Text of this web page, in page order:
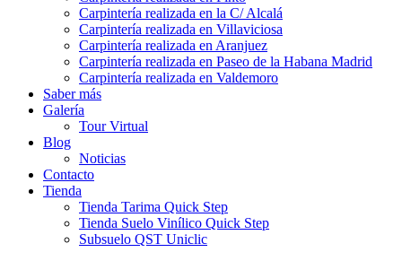
Carpintería realizada en la C/ Alcalá
Carpintería realizada en Villaviciosa
Carpintería realizada en Aranjuez
Carpintería realizada en Paseo de la Habana Madrid
Carpintería realizada en Valdemoro
Saber más
Galería
Tour Virtual
Blog
Noticias
Contacto
Tienda
Tienda Tarima Quick Step
Tienda Suelo Vinílico Quick Step
Subsuelo QST Uniclic